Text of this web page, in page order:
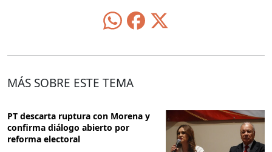
MÁS SOBRE ESTE TEMA
PT descarta ruptura con Morena y
confirma diálogo abierto por
reforma electoral